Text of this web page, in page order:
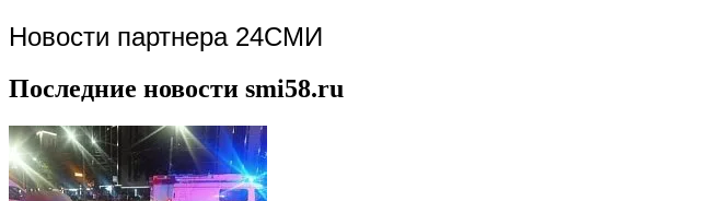
Новости партнера 24СМИ
Последние новости smi58.ru